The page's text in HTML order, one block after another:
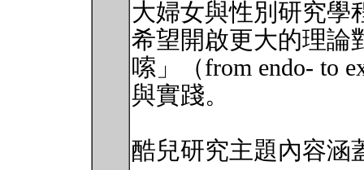
大婦女與性別研究學
希望開啟更大的理論
嗦」（from endo- to
與實踐。
酷兒研究主題內容涵